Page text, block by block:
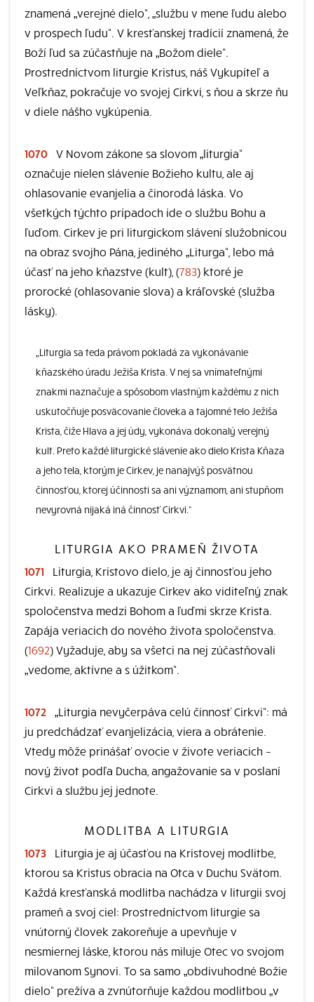
znamená „verejné dielo“, „službu v mene ľudu alebo
v prospech ľudu“. V kresťanskej tradícií znamená, že
Boží ľud sa zúčastňuje na „Božom diele“.
Prostredníctvom liturgie Kristus, náš Vykupiteľ a
Veľkňaz, pokračuje vo svojej Cirkvi, s ňou a skrze ňu
v diele nášho vykúpenia.
1070 V Novom zákone sa slovom „liturgia“
označuje nielen slávenie Božieho kultu, ale aj
ohlasovanie evanjelia a činorodá láska. Vo
všetkých týchto prípadoch ide o službu Bohu a
ľuďom. Cirkev je pri liturgickom slávení služobnicou
na obraz svojho Pána, jediného „Liturga“, lebo má
účasť na jeho kňazstve (kult), (783) ktoré je
prorocké (ohlasovanie slova) a kráľovské (služba
lásky).
„Liturgia sa teda právom pokladá za vykonávanie
kňazského úradu Ježiša Krista. V nej sa vnímateľnými
znakmi naznačuje a spôsobom vlastným každému z nich
uskutočňuje posväcovanie človeka a tajomné telo Ježiša
Krista, čiže Hlava a jej údy, vykonáva dokonalý verejný
kult. Preto každé liturgické slávenie ako dielo Krista Kňaza
a jeho tela, ktorým je Cirkev, je nanajvýš posvätnou
činnosťou, ktorej účinnosti sa ani významom, ani stupňom
nevyrovná nijaká iná činnosť Cirkvi.“
LITURGIA AKO PRAMEŇ ŽIVOTA
1071
Liturgia, Kristovo dielo, je aj činnosťou jeho
Cirkvi. Realizuje a ukazuje Cirkev ako viditeľný znak
spoločenstva medzi Bohom a ľuďmi skrze Krista.
Zapája veriacich do nového života spoločenstva.
(1692) Vyžaduje, aby sa všetci na nej zúčastňovali
„vedome, aktívne a s úžitkom“.
1072 „Liturgia nevyčerpáva celú činnosť Cirkvi“: má
ju predchádzať evanjelizácia, viera a obrátenie.
Vtedy môže prinášať ovocie v živote veriacich –
nový život podľa Ducha, angažovanie sa v poslaní
Cirkvi a službu jej jednote.
MODLITBA A LITURGIA
1073
Liturgia je aj účasťou na Kristovej modlitbe,
ktorou sa Kristus obracia na Otca v Duchu Svätom.
Každá kresťanská modlitba nachádza v liturgii svoj
prameň a svoj ciel: Prostredníctvom liturgie sa
vnútorný človek zakoreňuje a upevňuje v
nesmiernej láske, ktorou nás miluje Otec vo svojom
milovanom Synovi. To sa samo „obdivuhodné Božie
dielo“ prežíva a zvnútorňuje každou modlitbou „v